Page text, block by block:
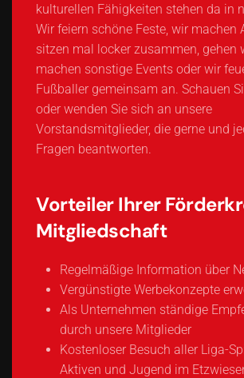
kulturellen Fähigkeiten stehen da in
Wir feiern schöne Feste, wir machen
sitzen mal locker zusammen, gehen
machen sonstige Events oder wir
Fußballer gemeinsam an. Schauen
oder wenden Sie sich an unsere
Vorstandsmitglieder, die gerne und
Fragen beantworten.
Vorteiler Ihrer
Mitgliedschaft
Regelmäßige Information über
Vergünstigte Werbekonzepte
Als Unternehmen ständige
durch unsere Mitglieder
Kostenloser Besuch aller Liga-
Aktiven und Jugend im